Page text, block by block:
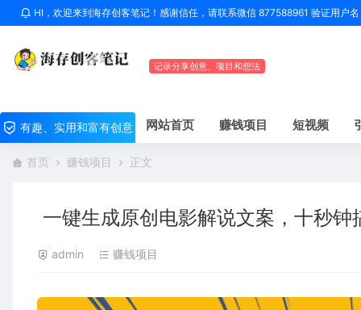
HI，欢迎来到海存创客笔记！感谢信任，请联系微信 877588961 验证用户
记录分享创意、项目和想法
有趣、实用和富有创意 网站首页 赚钱项目 短视频
首页 赚钱项目 正文
一键生成原创电影解说文案，十秒
admin 赚钱项目